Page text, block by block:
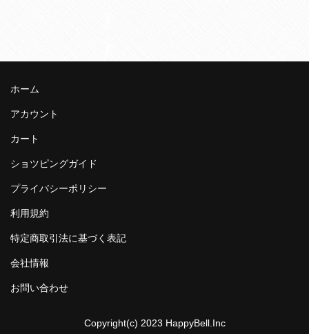
ホーム
アカウント
カート
ショツピングガイド
プライバシーポリシー
利用規約
特定商取引法に基づく表記
会社情報
お問い合わせ
Copyright(c) 2023 HappyBell.Inc